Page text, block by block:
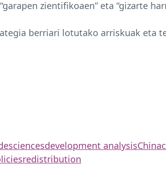
zientifikoaen” eta “gizarte
berriari lotutako arriskuak eta
sciencesdevelopment analysisChina
redistribution